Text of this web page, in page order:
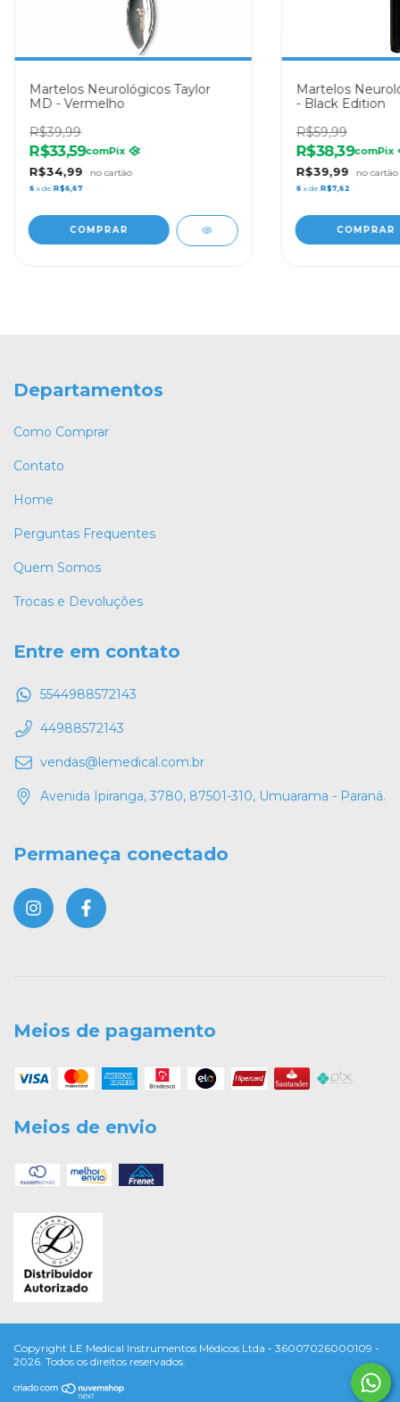
Martelos Neurológicos Taylor
MD - Vermelho
R$39,99
R$34,99
R$33,59comPix
6 x de R$6,67
Martelos
- Black Edition
R$59,99
R$39,99
R$38,39comPix
6 x de R$7,62
Departamentos
Como Comprar
Contato
Home
Perguntas Frequentes
Quem Somos
Trocas e Devoluções
Entre em contato
5544988572143
44988572143
vendas@lemedical.com.br
Avenida Ipiranga, 3780, 87501-310, Umuarama - Paraná.
Permaneça conectado
Meios de pagamento
Meios de envio
Copyright LE Medical Instrumentos Médicos Ltda - 36007026000109 -
2026. Todos os direitos reservados.